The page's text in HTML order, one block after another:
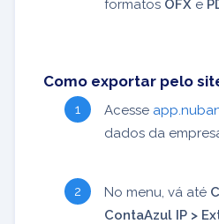
formatos OFX e
Como exportar pelo
Acesse
dados da
No menu, vá até
ContaAzul IP >